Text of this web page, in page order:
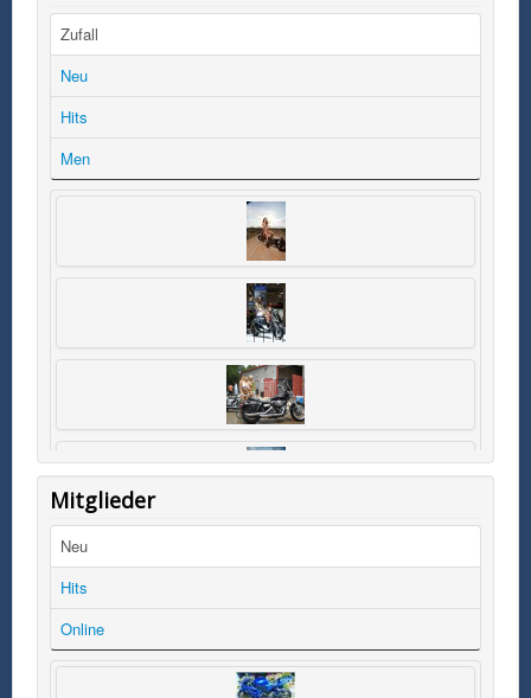
Zufall
Neu
Hits
Men
Mitglieder
Neu
Hits
Online